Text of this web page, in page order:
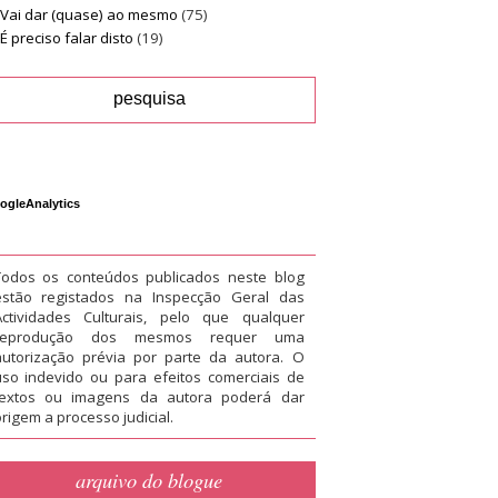
Vai dar (quase) ao mesmo (75)
É preciso falar disto (19)
os conteúdos publicados neste blog
registados na Inspecção Geral das
Culturais, pelo que qualquer
dos mesmos requer uma
prévia por parte da autora. O
indevido ou para efeitos comerciais de
ou imagens da autora poderá dar
a processo judicial.
arquivo do blogue